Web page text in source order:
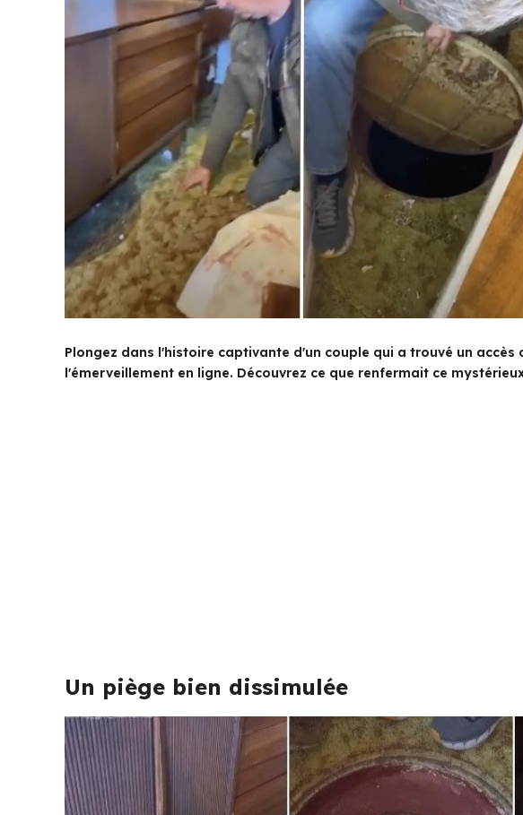
Plongez dans l'histoire captivante d'un couple qui a trouvé un
l'émerveillement en ligne. Découvrez ce que renfermait ce
Un piège bien dissimulée